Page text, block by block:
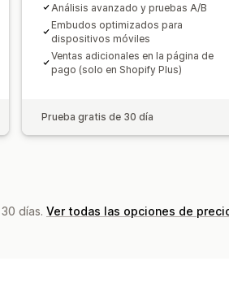
Análisis avanzado y pruebas A/B
Embudos optimizados para
dispositivos móviles
Ventas adicionales en la página de
pago (solo en Shopify Plus)
Prueba gratis de 30 día
días. Ver todas las opciones de